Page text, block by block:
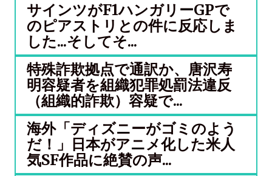
サインツがF1ハンガリーGPで
のピアストリとの件に反応しま
した...そしてそ...
特殊詐欺拠点で通訳か、唐沢寿
明容疑者を組織犯罪処罰法違反
（組織的詐欺）容疑で...
海外「ディズニーがゴミのよう
だ！」日本がアニメ化した米人
気SF作品に絶賛の声...